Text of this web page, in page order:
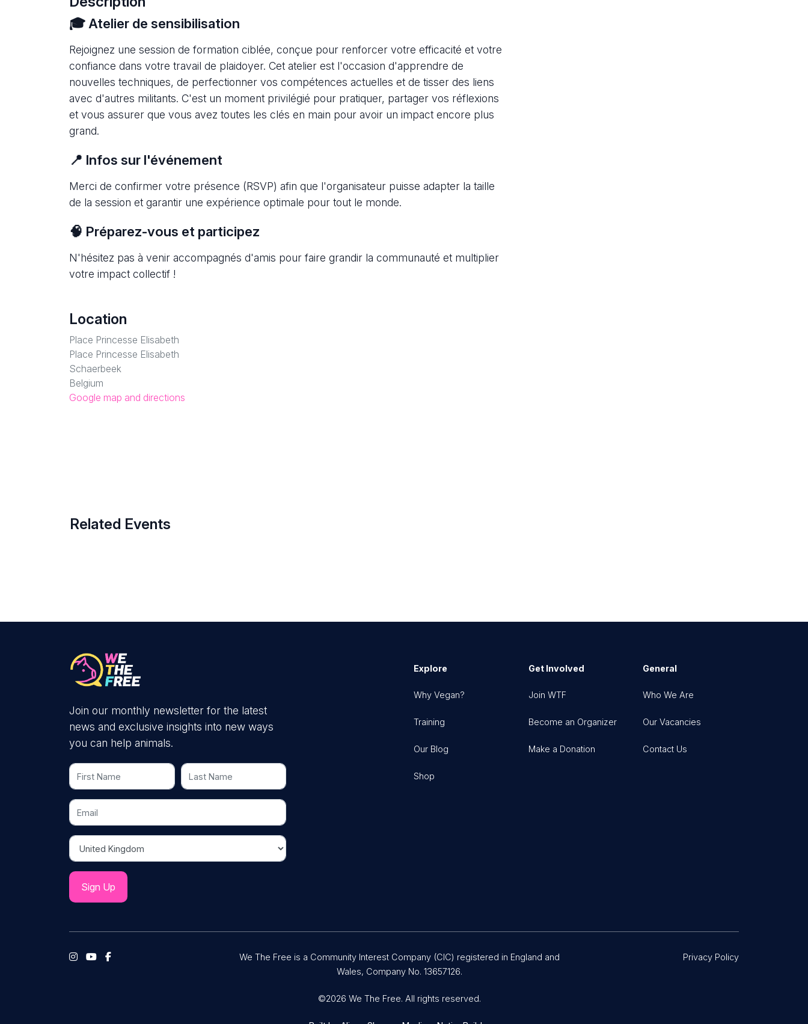
🎓 Atelier de sensibilisation
Rejoignez une session de formation ciblée, conçue pour renforcer votre efficacité et votre
confiance dans votre travail de plaidoyer. Cet atelier est l'occasion d'apprendre de
nouvelles techniques, de perfectionner vos compétences actuelles et de tisser des liens
avec d'autres militants. C'est un moment privilégié pour pratiquer, partager vos réflexions
et vous assurer que vous avez toutes les clés en main pour avoir un impact encore plus
grand.
📍 Infos sur l'événement
Merci de confirmer votre présence (RSVP) afin que l'organisateur puisse adapter la taille
de la session et garantir une expérience optimale pour tout le monde.
🧠 Préparez-vous et participez
N'hésitez pas à venir accompagnés d'amis pour faire grandir la communauté et multiplier
votre impact collectif !
Location
Place Princesse Elisabeth
Place Princesse Elisabeth
Schaerbeek
Belgium
Google map and directions
Related Events
Join our monthly newsletter for the latest
news and exclusive insights into new ways
you can help animals.
First Name Last Name
Email
Country
Explore
Why Vegan?
Training
Our Blog
Shop
Get Involved
Join WTF
Become an Organizer
Make a Donation
General
Who We Are
Our Vacancies
Contact Us
We The Free is a Community Interest Company (CIC) registered in England and
Wales, Company No. 13657126.
©2026 We The Free. All rights reserved.
Privacy Policy